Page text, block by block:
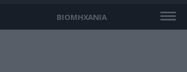
ΒΙΟΜΗΧΑΝΙΑ